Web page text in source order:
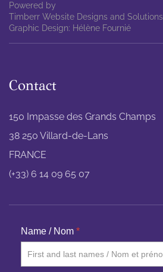
Powered by
Timberr Website Designs and Solutions
Graphic Design: Hélène Fournié
Contact
150 Impasse des Grands Champs
38 250 Villard-de-Lans
FRANCE
(+33) 6 14 09 65 07
Name / Nom *